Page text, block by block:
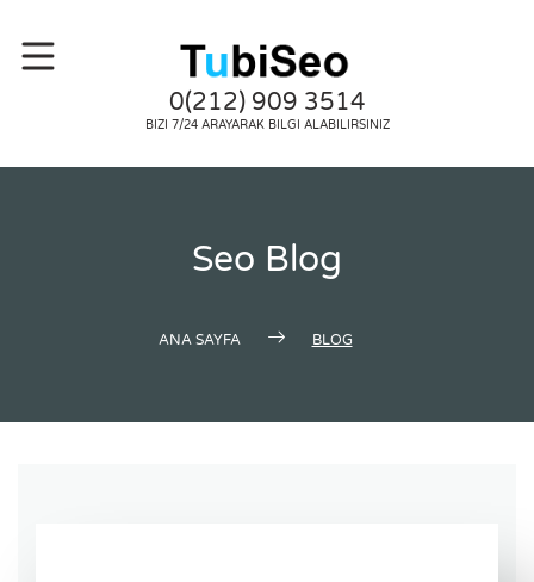
0(212) 909 3514
BIZI 7/24 ARAYARAK BILGI ALABILIRSINIZ
Seo Blog
ANA SAYFA BLOG